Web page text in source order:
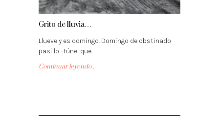
Grito de lluvia…
Llueve y es domingo. Domingo de obstinado
pasillo -túnel que…
Continuar leyendo...